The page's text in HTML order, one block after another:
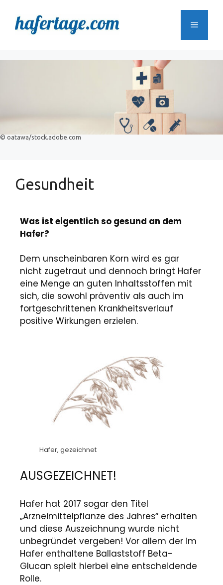
© oatawa/stock.adobe.com
Gesundheit
Was ist eigentlich so gesund an dem
Hafer?
Dem unscheinbaren Korn wird es gar
nicht zugetraut und dennoch bringt Hafer
eine Menge an guten Inhaltsstoffen mit
sich, die sowohl präventiv als auch im
fortgeschrittenen Krankheitsverlauf
positive Wirkungen erzielen.
Hafer, gezeichnet
AUSGEZEICHNET!
Hafer hat 2017 sogar den Titel
„Arzneimittelpflanze des Jahres“ erhalten
und diese Auszeichnung wurde nicht
unbegründet vergeben! Vor allem der im
Hafer enthaltene Ballaststoff Beta-
Glucan spielt hierbei eine entscheidende
Rolle.